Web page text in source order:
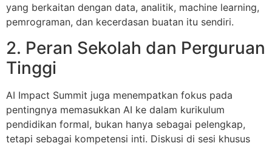
yang berkaitan dengan data, analitik, machine learning,
pemrograman, dan kecerdasan buatan itu sendiri.
2. Peran Sekolah dan Perguruan
Tinggi
AI Impact Summit juga menempatkan fokus pada
pentingnya memasukkan AI ke dalam kurikulum
pendidikan formal, bukan hanya sebagai pelengkap,
tetapi sebagai kompetensi inti. Diskusi di sesi khusus